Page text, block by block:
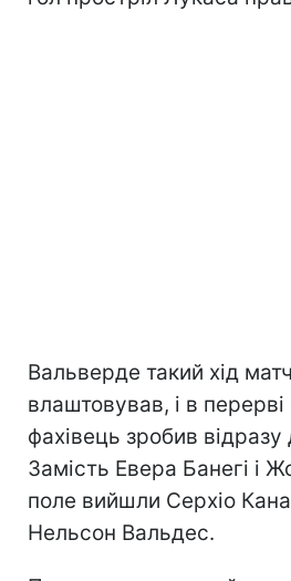
Вальверде такий хід
влаштовував, і в перерві
фахівець зробив відразу
Замість Евера Банегі і
поле вийшли Серхіо
Нельсон Вальдес.